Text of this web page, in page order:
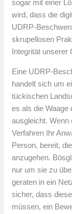
sogar mit einer
wird, dass die
UDRP-
skrupellosen
Integrität unserer
Eine UDRP-
handelt sich um
tückischen
es als die Waage
ausgleicht.
Verfahren Ihr
Person, bereit,
anzugehen.
nur um sie zu
geraten in ein
sicher, dass
müssen, ein